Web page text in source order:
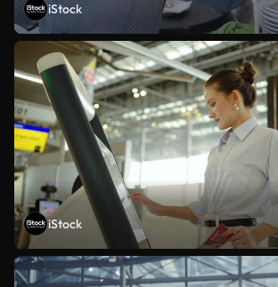
iStock
iStock